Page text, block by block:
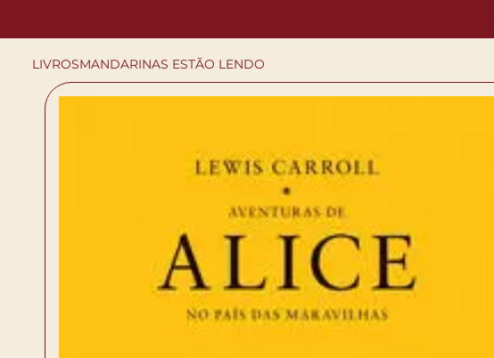
LIVROSMANDARINAS ESTÃO LENDO